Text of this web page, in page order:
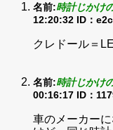
名前:時計じかけ
12:20:32 ID：
クレドール＝
名前:時計じかけ
00:16:17 ID：
車のメーカー